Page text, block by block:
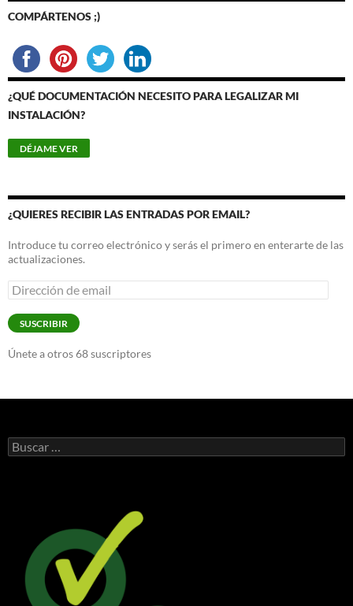
COMPÁRTENOS ;)
¿QUÉ DOCUMENTACIÓN NECESITO PARA LEGALIZAR MI
INSTALACIÓN?
¿QUIERES RECIBIR LAS ENTRADAS POR EMAIL?
Introduce tu correo electrónico y serás el primero en enterarte de las
actualizaciones.
Dirección
de
email
SUSCRIBIR
Únete a otros 68 suscriptores
Buscar: